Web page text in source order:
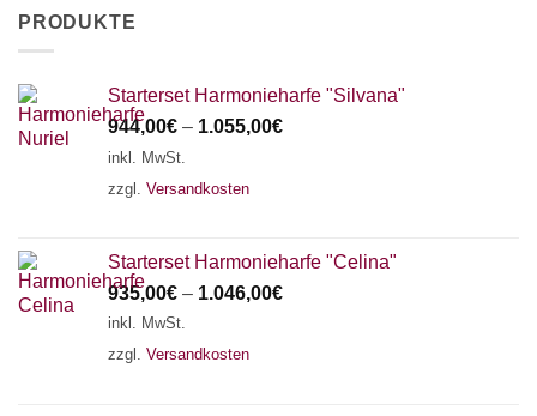
PRODUKTE
Starterset Harmonieharfe "Silvana"
944,00€ – 1.055,00€
inkl. MwSt.
zzgl. Versandkosten
Starterset Harmonieharfe "Celina"
935,00€ – 1.046,00€
inkl. MwSt.
zzgl. Versandkosten